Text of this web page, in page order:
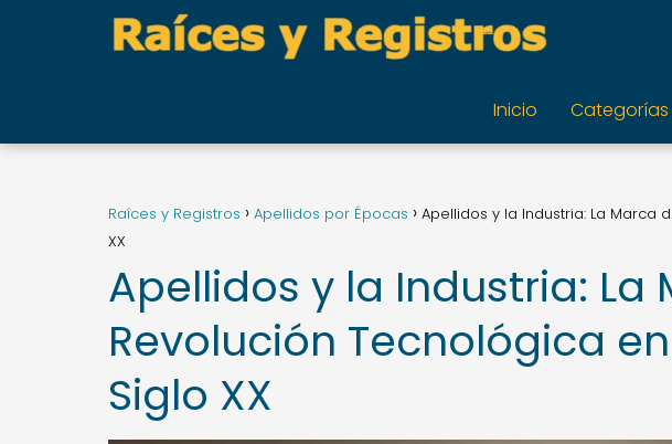
Inicio Categorías
Raíces y Registros Apellidos por Épocas
Apellidos y la Industria: La Marca
XX
Apellidos y la Industria: La
Revolución Tecnológica
Siglo XX